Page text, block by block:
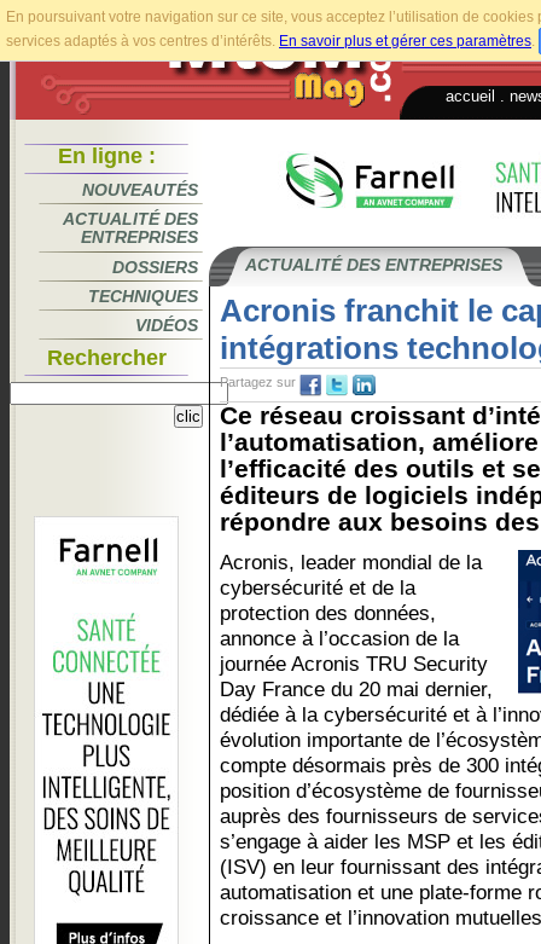
En poursuivant votre navigation sur ce site, vous acceptez l’utilisation de
services adaptés à vos centres d’intérêts. En savoir plus et gérer ces paramètres.
accueil
En ligne :
NOUVEAUTÉS
ACTUALITÉ DES
ENTREPRISES
DOSSIERS
TECHNIQUES
VIDÉOS
Rechercher
ACTUALITÉ DES ENTREPRISES
Acronis franchit le
intégrations
Partagez sur
Ce réseau croissant
l’automatisation,
l’efficacité des outils et
éditeurs de logiciels
répondre aux besoins des
Acronis, leader mondial de la
cybersécurité et de la
protection des données,
annonce à l’occasion de la
journée Acronis TRU Security
Day France du 20 mai dernier,
dédiée à la cybersécurité et à
évolution importante de
compte désormais près de 300
position d’écosystème de
auprès des fournisseurs de
s’engage à aider les MSP et les
(ISV) en leur fournissant des
automatisation et une plate-forme
croissance et l’innovation